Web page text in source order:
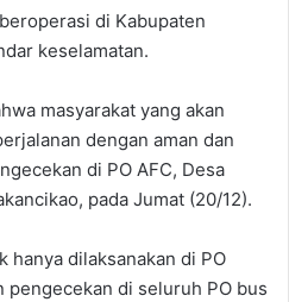
di Kabupaten
keselamatan.
masyarakat yang akan
dengan aman dan
di PO AFC, Desa
pada Jumat (20/12).
hanya dilaksanakan di PO
pengecekan di seluruh PO bus